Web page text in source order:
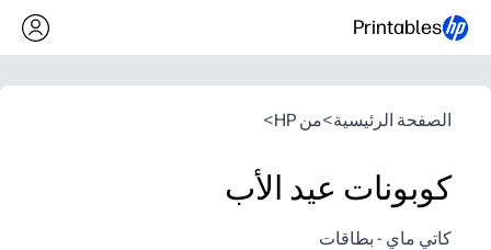
Printables
الصفحة الرئيسية>من HP >
كوبونات عيد الأب
كاتي ماي - بطاقات